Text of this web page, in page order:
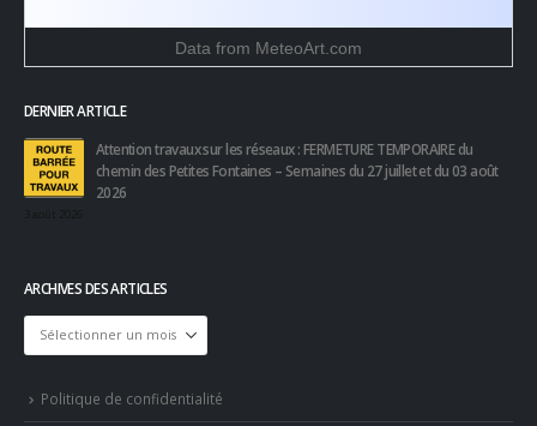
Data from MeteoArt.com
DERNIER ARTICLE
Attention travaux sur les réseaux : FERMETURE TEMPORAIRE du
chemin des Petites Fontaines – Semaines du 27 juillet et du 03 août
2026
ARCHIVES DES ARTICLES
Archives
des
Politique de confidentialité